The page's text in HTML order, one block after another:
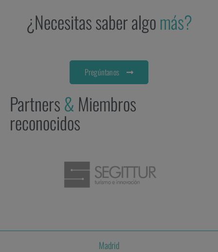
¿Necesitas saber algomás?
Pregúntanos
Partners& Miembros
reconocidos
Madrid